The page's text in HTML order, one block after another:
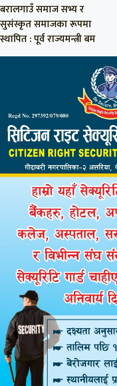
बरालगाउँ समाज सभ्य र
सुसंस्कृत समाजका रूपमा
स्थापित : पूर्व राज्यमन्त्री बम